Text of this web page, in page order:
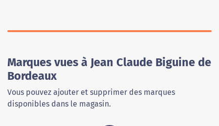
Marques vues à Jean Claude Biguine de
Bordeaux
Vous pouvez ajouter et supprimer des marques
disponibles dans le magasin.